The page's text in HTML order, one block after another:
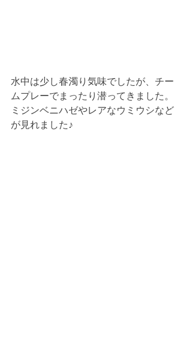
水中は少し春濁り気味でしたが、チー
ムプレーでまったり潜ってきました。
ミジンベニハゼやレアなウミウシなど
が見れました♪